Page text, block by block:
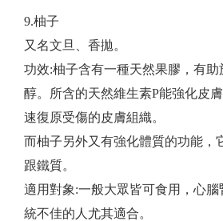
9.柚子
又名文旦、香拋。
功效:柚子含有一種天然果膠，有助
醇。所含的天然維生素P能強化皮
速復原受傷的皮膚組織。
而柚子另外又有強化體質的功能，
跟鐵質。
適用對象:一般大眾皆可食用，心
統不佳的人尤其適合。